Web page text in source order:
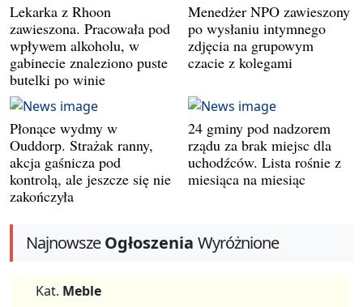
Lekarka z Rhoon
zawieszona. Pracowała pod
wpływem alkoholu, w
gabinecie znaleziono puste
butelki po winie
Menedżer NPO zawieszony
po wysłaniu intymnego
zdjęcia na grupowym
czacie z kolegami
Płonące wydmy w
Ouddorp. Strażak ranny,
akcja gaśnicza pod
kontrolą, ale jeszcze się nie
zakończyła
24 gminy pod nadzorem
rządu za brak miejsc dla
uchodźców. Lista rośnie z
miesiąca na miesiąc
NajnowszeOgłoszenia Wyróżnione
Kat. Meble